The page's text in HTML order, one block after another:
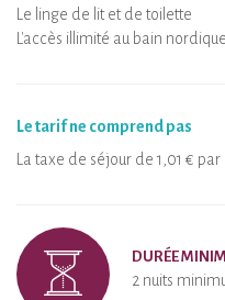
Le linge de lit et de toilette
L'accès illimité au bain nordique
Le tarif ne comprend pas
La taxe de séjour de 1,01 €
DURÉE
2 nuits